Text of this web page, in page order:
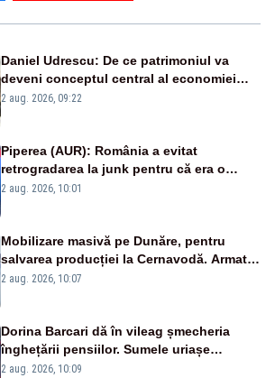
Daniel Udrescu: De ce patrimoniul va
deveni conceptul central al economiei
viitoare?
2 aug. 2026, 09:22
Piperea (AUR): România a evitat
retrogradarea la junk pentru că era o
catastrofă pentru bănci și fondurile de
2 aug. 2026, 10:01
Mobilizare masivă pe Dunăre, pentru
salvarea producției la Cernavodă. Armata
va detona o stâncă și va devia apa
2 aug. 2026, 10:07
Dorina Barcari dă în vileag șmecheria
înghețării pensiilor. Sumele uriașe
pierdute de fiecare român
2 aug. 2026, 10:09